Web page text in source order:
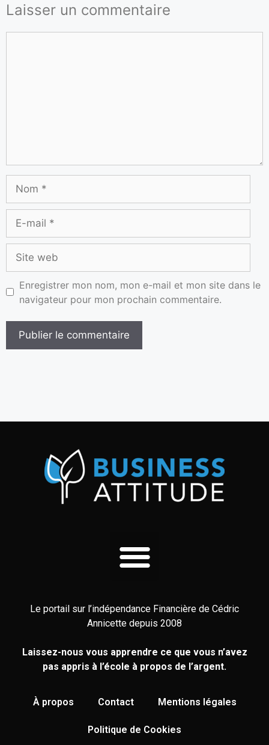
Laisser un commentaire
Enregistrer mon nom, mon e-mail et mon site dans le
navigateur pour mon prochain commentaire.
Le portail sur l’indépendance Financière de Cédric
Annicette depuis 2008
Laissez-nous vous apprendre ce que vous n’avez
pas appris à l’école à propos de l’argent.
À propos Contact Mentions légales
Politique de Cookies